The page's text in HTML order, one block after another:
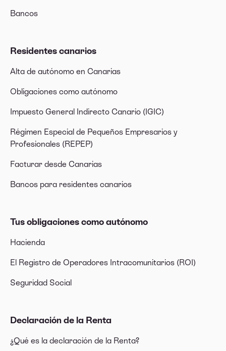
Bancos
Residentes canarios
Alta de autónomo en Canarias
Obligaciones como autónomo
Impuesto General Indirecto Canario (IGIC)
Régimen Especial de Pequeños Empresarios y
Profesionales (REPEP)
Facturar desde Canarias
Bancos para residentes canarios
Tus obligaciones como autónomo
Hacienda
El Registro de Operadores Intracomunitarios (ROI)
Seguridad Social
Declaración de la Renta
¿Qué es la declaración de la Renta?